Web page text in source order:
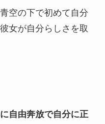
空の下で初めて自分
女が自分らしさを取
自由奔放で自分に正